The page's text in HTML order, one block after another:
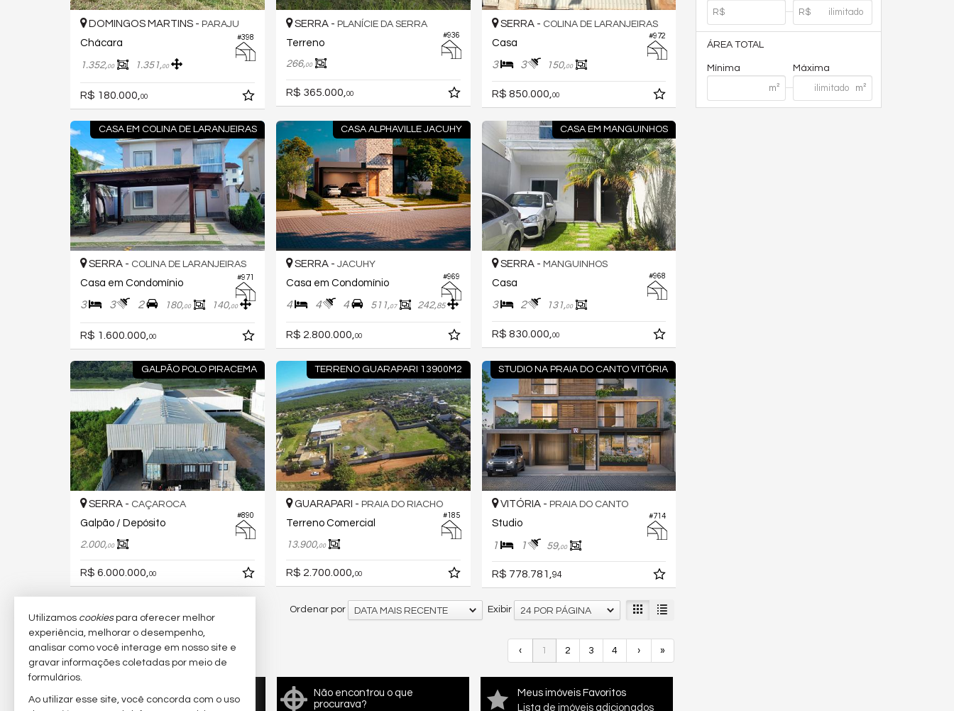
ÁREA TOTAL
Mínima Máxima
#398
DOMINGOS MARTINS - PARAJU
Chácara
1.352,00 1.351,00
R$ 180.000, 00
#936
SERRA - PLANÍCIE DA SERRA
Terreno
266,00
R$ 365.000, 00
#972
SERRA - COLINA DE LARANJEIRAS
Casa
3 3 150,00
R$ 850.000, 00
CASA EM COLINA DE LARANJEIRAS
#971
SERRA - COLINA DE LARANJEIRAS
Casa em Condomínio
3 3 2 180,00 140,00
R$ 1.600.000,00
CASA ALPHAVILLE JACUHY
#969
SERRA - JACUHY
Casa em Condomínio
4 4 4 511,07 242,85
R$ 2.800.000,00
CASA EM MANGUINHOS
#968
SERRA - MANGUINHOS
Casa
3 2 131,00
R$ 830.000,00
GALPÃO POLO PIRACEMA
#890
SERRA - CAÇAROCA
Galpão / Depósito
2.000,00
R$ 6.000.000,00
TERRENO GUARAPARI 13900M2
#185
GUARAPARI - PRAIA DO RIACHO
Terreno Comercial
13.900,00
R$ 2.700.000,00
STUDIO NA PRAIA DO CANTO VITÓRIA
#714
VITÓRIA - PRAIA DO CANTO
Studio
1 1 59,00
R$ 778.781,94
Exibir 24 POR PÁGINA
Ordenar por DATA MAIS RECENTE
‹ 1 2 3 4 › »
4,8/5 (4avaliações)
Quer vender seu imóvel?
Cadastre-se e anuncie
Não encontrou o que
procurava?
Meus imóveis Favoritos
Lista de imóveis adicionados
Utilizamos cookiespara oferecer melhor
experiência, melhorar o desempenho,
analisar como você interage em nosso site e
gravar informações coletadas por meio de
formulários.
Ao utilizar esse site, você concorda com o uso